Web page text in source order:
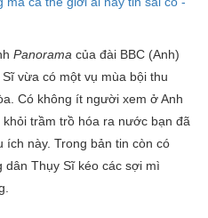
Panorama của đài BBC (Anh)
vừa có một vụ mùa bội thu
Có không ít người xem ở Anh
trầm trồ hóa ra nước bạn đã
này. Trong bản tin còn có
dân Thụy Sĩ kéo các sợi mì